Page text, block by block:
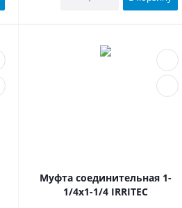
Муфта соединительная 1-
1/4x1-1/4 IRRITEC